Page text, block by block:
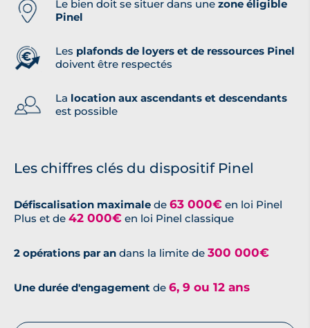
Le bien doit se situer dans une zone éligible
Pinel
Les plafonds de loyers et de ressources Pinel
doivent être respectés
La location aux ascendants et descendants
est possible
Les chiffres clés du dispositif Pinel
Défiscalisation maximale de 63 000€ en loi Pinel
Plus et de 42 000€ en loi Pinel classique
2 opérations par an dans la limite de 300 000€
Une durée d'engagement de 6, 9 ou 12 ans